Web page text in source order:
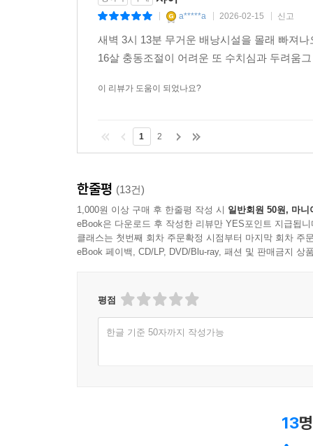
소설은 샤이를 진단하거나 틀에 가두어 설명하
보려는 시도를 보여준다. 『호밀밭의 파수꾼』
포터의 진면목이다. 스티브 선생님의 한마디는
a*****a 2026-02-15 신고
새벽 3시 13분 무거운 배낭시설을 몰래 빠져
16살 충동조절이 어려운 또 수치심과 두려움
이 리뷰가 도움이 되었나요?
1 2
한줄평 (13건)
1,000원 이상 구매 후 한줄평 작성 시 일반회원 50원, 마니
eBook은 다운로드 후 작성한 리뷰만 YES포인트 지급됩니
클래스는 첫번째 회차 주문확정 시점부터 마지막 회차 주
eBook 페이백, CD/LP, DVD/Blu-ray, 패션 및 판매금지 상
평점
한글 기준 50자까지 작성가능
13